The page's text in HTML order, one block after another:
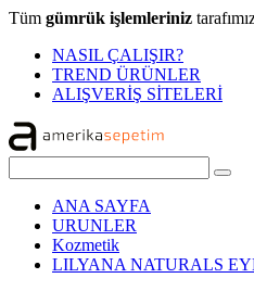
Tüm gümrük işlemleriniz
NASIL ÇALIŞIR?
TREND ÜRÜNLER
ALIŞVERİŞ SİTELERİ
ANA SAYFA
URUNLER
Kozmetik
LILYANA NATURALS